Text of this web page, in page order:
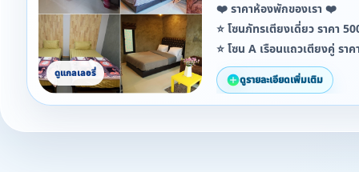
❤️ ราคาห้องพักของเรา ❤️
⭐️ โซนภัทรเตียงเดี่ยว ราคา
⭐️ โซน A เรือนแถวเตียงคู่ รา
⭐️ โซน B เรือนแถวเตียงเดี่ยว
⭐️ โซน C บ้านเดี่ยวหน้าสระว่า
บาท
ดูรายละเอียดเพิ่มเติม